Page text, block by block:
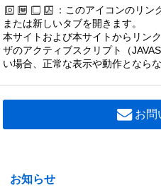
：このアイコンのリン
または新しいタブを開きます。
本サイトおよび本サイトからリン
ザのアクティブスクリプト（
い場合、正常な表示や動作となら
お問
お知らせ